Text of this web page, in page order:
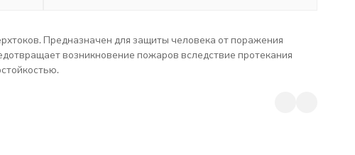
Предназначен для защиты человека от поражения
возникновение пожаров вследствие протекания